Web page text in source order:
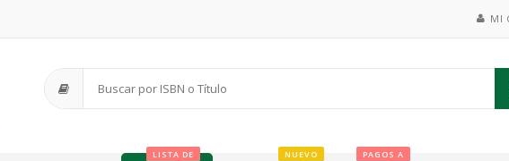
MI
LISTA DE NUEVO PAGOS A